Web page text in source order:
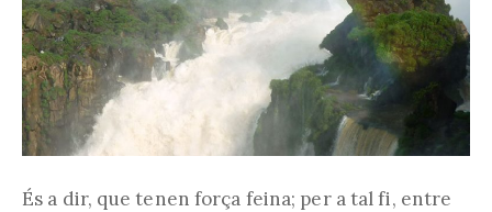
És a dir, que tenen força feina; per a tal fi, entre